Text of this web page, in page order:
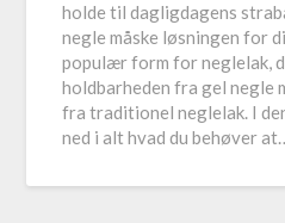
holde til dagligdagens
negle måske løsningen for
populær form for neglelak,
holdbarheden fra gel negle
fra traditionel neglelak. I
ned i alt hvad du behøver